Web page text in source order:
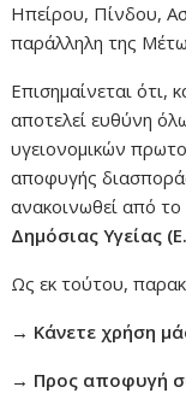
Ηπείρου, Πίνδου,
παράλληλη της
Επισημαίνεται
αποτελεί ευθύνη
υγειονομικών
αποφυγής
ανακοινωθεί από το
Δημόσιας Υγείας
Ως εκ τούτου,
→ Κάνετε χρήση
→ Προς αποφυγή